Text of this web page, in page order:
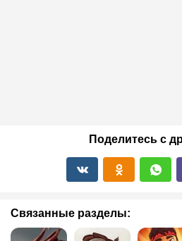
Поделитесь с
Связанные разделы: